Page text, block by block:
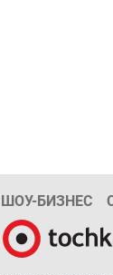
ШОУ-БИЗНЕС